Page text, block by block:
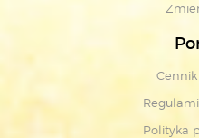
Polityka